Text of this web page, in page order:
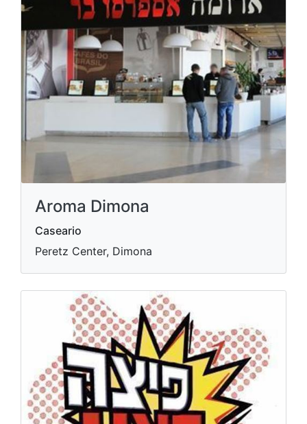
Aroma Dimona
Caseario
Peretz Center, Dimona